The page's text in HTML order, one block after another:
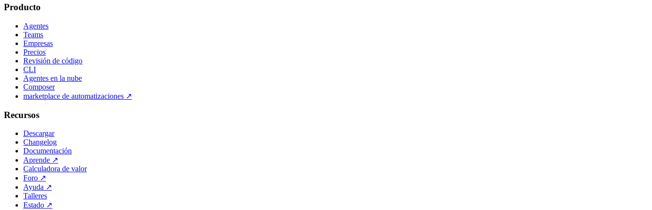
Producto
Agentes
Teams
Empresas
Precios
Revisión de código
CLI
Agentes en la nube
Composer
marketplace de automatizaciones ↗
Recursos
Descargar
Changelog
Documentación
Aprende ↗
Calculadora de valor
Foro ↗
Ayuda ↗
Talleres
Estado ↗